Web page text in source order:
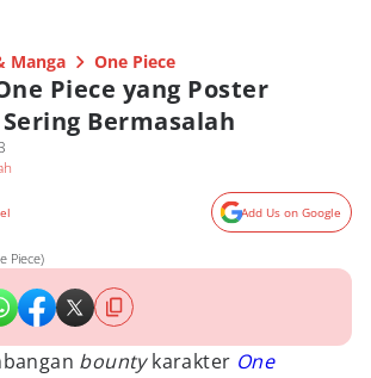
Manga One Piece
Piece yang Poster
Bermasalah
Add Us on Google
Piece)
bountykarakter One